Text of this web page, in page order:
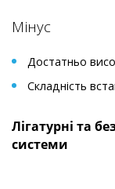
Мінус
Достатньо
Складність
Лігатурні та
системи